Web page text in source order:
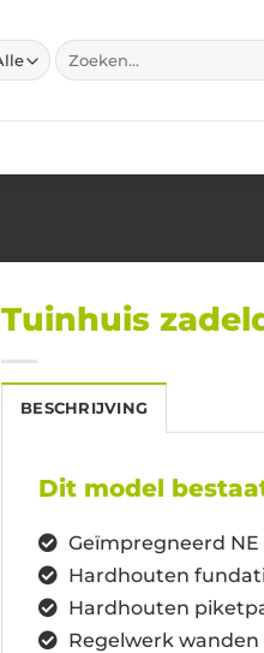
Zoeken
naar:
Tuinhuis
BESCHRIJVING
Dit model
Geïmpregneerd
Hardhouten
Hardhouten
Regelwerk